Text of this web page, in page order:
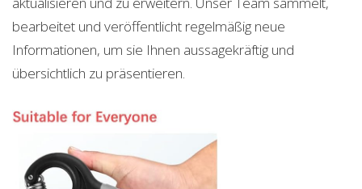
bearbeitet und veröffentlicht regelmäßig neue
Informationen, um sie Ihnen aussagekräftig und
übersichtlich zu präsentieren.